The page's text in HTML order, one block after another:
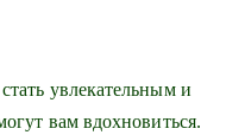
увлекательным и
вам вдохновиться.